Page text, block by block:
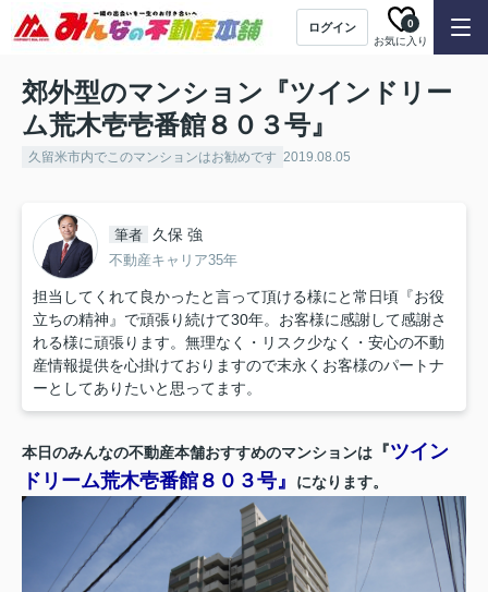
ログイン
お気に入り
0
郊外型のマンション『ツインドリー
ム荒木壱壱番館８０３号』
久留米市内でこのマンションはお勧めです 2019.08.05
筆者 久保 強
不動産キャリア35年
担当してくれて良かったと言って頂ける様にと常日頃『お役
立ちの精神』で頑張り続けて30年。お客様に感謝して感謝さ
れる様に頑張ります。無理なく・リスク少なく・安心の不動
産情報提供を心掛けておりますので末永くお客様のパートナ
ーとしてありたいと思ってます。
本日のみんなの不動産本舗おすすめのマンションは 『ツイン
ドリーム荒木壱番館８０３号』
になります。